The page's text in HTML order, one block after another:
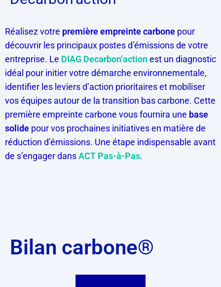
Réalisez votre première empreinte carbone pour
découvrir les principaux postes d’émissions de votre
entreprise. Le DIAG Decarbon’action est un diagnostic
idéal pour initier votre démarche environnementale,
identifier les leviers d’action prioritaires et mobiliser
vos équipes autour de la transition bas carbone. Cette
première empreinte carbone vous fournira une base
solide pour vos prochaines initiatives en matière de
réduction d’émissions. Une étape indispensable avant
de s’engager dansACT Pas-à-Pas.
Bilan carbone®